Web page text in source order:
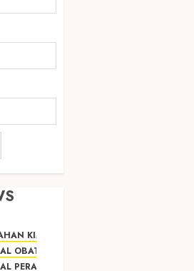
KIMIA
OBAT PENJERNIH KOLAM JOGJA
PERALATAN KOLAM RENANG JOGJA